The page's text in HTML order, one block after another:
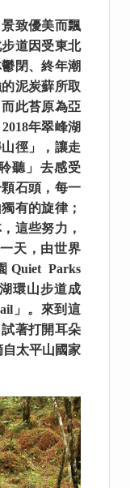
致優美而飄
道因受東北
閉、終年潮
泥炭蘚所取
此苔原為亞
年翠峰湖
徑」，讓走
聽」去感受
石頭，每一
有的旋律；
這些努力，
天，由世界
Parks
環山步道成
」。來到這
著打開耳朵
太平山國家